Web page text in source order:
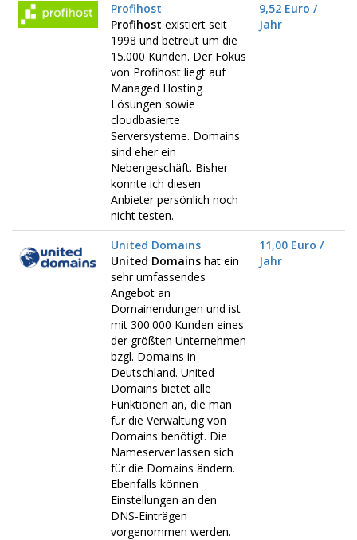
Profihost
Profihost existiert seit
1998 und betreut um die
15.000 Kunden. Der Fokus
von Profihost liegt auf
Managed Hosting
Lösungen sowie
cloudbasierte
Serversysteme. Domains
sind eher ein
Nebengeschäft. Bisher
konnte ich diesen
Anbieter persönlich noch
nicht testen.
9,52 Euro /
Jahr
United Domains
United Domains hat ein
sehr umfassendes
Angebot an
Domainendungen und ist
mit 300.000 Kunden eines
der größten Unternehmen
bzgl. Domains in
Deutschland. United
Domains bietet alle
Funktionen an, die man
für die Verwaltung von
Domains benötigt. Die
Nameserver lassen sich
für die Domains ändern.
Ebenfalls können
Einstellungen an den
DNS-Einträgen
vorgenommen werden.
11,00 Euro /
Jahr